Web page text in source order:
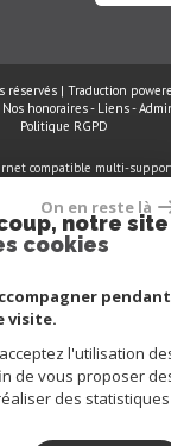
réservés | Traduction
Nos honoraires- Liens-
Politique RGPD
compatible multi-
adaptable à tous les
On en reste là
notre site
cookies
pendant
visite.
l'utilisation
de vous proposer
des statistiques